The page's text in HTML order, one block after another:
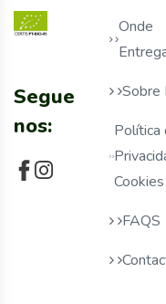
Segue
nos:
Onde
Sobre
Política
Cookies
FAQS